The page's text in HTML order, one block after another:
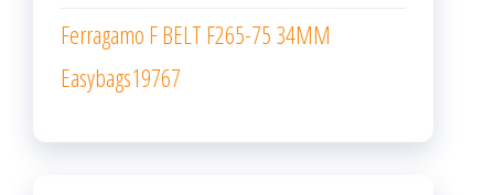
Ferragamo F BELT F265-75 34MM
Easybags19767